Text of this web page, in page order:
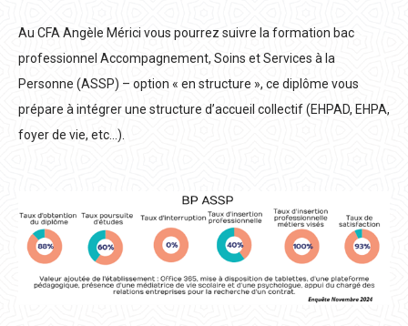
Au CFA Angèle Mérici vous pourrez suivre la formation bac
professionnel Accompagnement, Soins et Services à la
Personne (ASSP) – option « en structure », ce diplôme vous
prépare à intégrer une structure d’accueil collectif (EHPAD, EHPA,
foyer de vie, etc…).